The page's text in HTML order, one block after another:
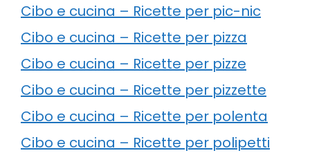
Cibo e cucina – Ricette per pic-nic
Cibo e cucina – Ricette per pizza
Cibo e cucina – Ricette per pizze
Cibo e cucina – Ricette per pizzette
Cibo e cucina – Ricette per polenta
Cibo e cucina – Ricette per polipetti